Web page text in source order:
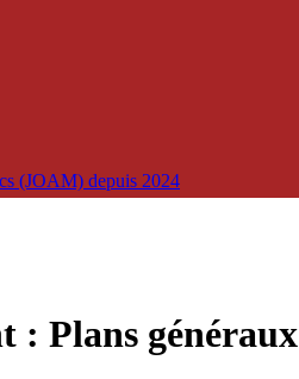
(JOAM) depuis 2024
: Plans généraux